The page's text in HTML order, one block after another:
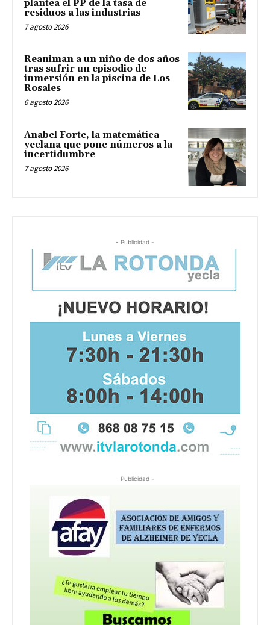
plantea el PP de la tasa de
residuos a las industrias
7 agosto 2026
Reaniman a un niño de dos años
tras sufrir un episodio de
inmersión en la piscina de Los
Rosales
6 agosto 2026
Anabel Forte, la matemática
yeclana que pone números a la
incertidumbre
7 agosto 2026
- Publicidad -
- Publicidad -